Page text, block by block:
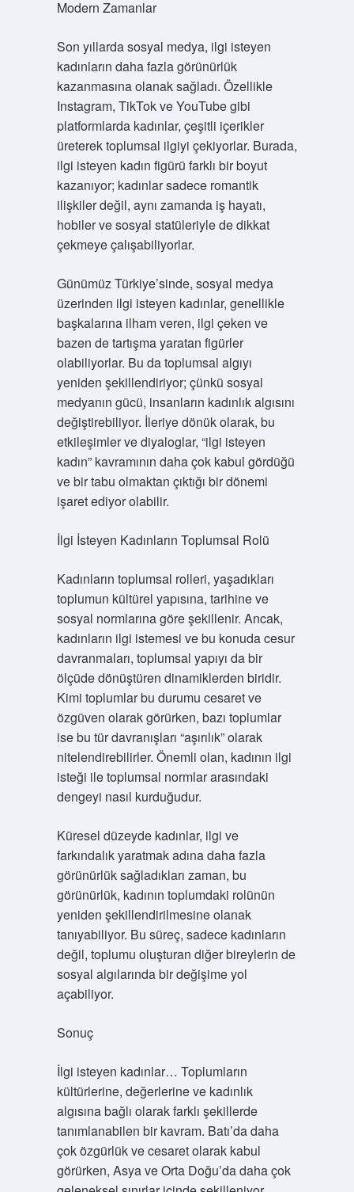
Modern Zamanlar
Son yıllarda sosyal medya, ilgi isteyen
kadınların daha fazla görünürlük
kazanmasına olanak sağladı. Özellikle
Instagram, TikTok ve YouTube gibi
platformlarda kadınlar, çeşitli içerikler
üreterek toplumsal ilgiyi çekiyorlar. Burada,
ilgi isteyen kadın figürü farklı bir boyut
kazanıyor; kadınlar sadece romantik
ilişkiler değil, aynı zamanda iş hayatı,
hobiler ve sosyal statüleriyle de dikkat
çekmeye çalışabiliyorlar.
Günümüz Türkiye’sinde, sosyal medya
üzerinden ilgi isteyen kadınlar, genellikle
başkalarına ilham veren, ilgi çeken ve
bazen de tartışma yaratan figürler
olabiliyorlar. Bu da toplumsal algıyı
yeniden şekillendiriyor; çünkü sosyal
medyanın gücü, insanların kadınlık algısını
değiştirebiliyor. İleriye dönük olarak, bu
etkileşimler ve diyaloglar, “ilgi isteyen
kadın” kavramının daha çok kabul gördüğü
ve bir tabu olmaktan çıktığı bir dönemi
işaret ediyor olabilir.
İlgi İsteyen Kadınların Toplumsal Rolü
Kadınların toplumsal rolleri, yaşadıkları
toplumun kültürel yapısına, tarihine ve
sosyal normlarına göre şekillenir. Ancak,
kadınların ilgi istemesi ve bu konuda cesur
davranmaları, toplumsal yapıyı da bir
ölçüde dönüştüren dinamiklerden biridir.
Kimi toplumlar bu durumu cesaret ve
özgüven olarak görürken, bazı toplumlar
ise bu tür davranışları “aşırılık” olarak
nitelendirebilirler. Önemli olan, kadının ilgi
isteği ile toplumsal normlar arasındaki
dengeyi nasıl kurduğudur.
Küresel düzeyde kadınlar, ilgi ve
farkındalık yaratmak adına daha fazla
görünürlük sağladıkları zaman, bu
görünürlük, kadının toplumdaki rolünün
yeniden şekillendirilmesine olanak
tanıyabiliyor. Bu süreç, sadece kadınların
değil, toplumu oluşturan diğer bireylerin de
sosyal algılarında bir değişime yol
açabiliyor.
Sonuç
İlgi isteyen kadınlar… Toplumların
kültürlerine, değerlerine ve kadınlık
algısına bağlı olarak farklı şekillerde
tanımlanabilen bir kavram. Batı’da daha
çok özgürlük ve cesaret olarak kabul
görürken, Asya ve Orta Doğu’da daha çok